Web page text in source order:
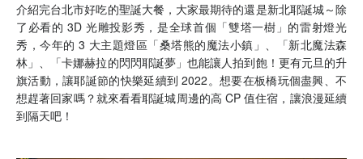
介紹完台北市好吃的聖誕大餐，大家最期待的還是新北耶誕城～除
了必看的 3D 光雕投影秀，是全球首個「雙塔一樹」的雷射燈光
秀，今年的 3 大主題燈區「桑塔熊的魔法小鎮」、「新北魔法森
林」、「卡娜赫拉的閃閃耶誕夢」也能讓人拍到飽！更有元旦的升
旗活動，讓耶誕節的快樂延續到 2022。想要在板橋玩個盡興、不
想趕著回家嗎？就來看看耶誕城周邊的高 CP 值住宿，讓浪漫延續
到隔天吧！